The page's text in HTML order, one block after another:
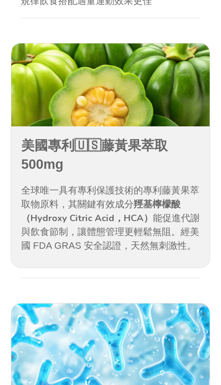
美國專利🇺🇸藤黃果萃取
500mg
全球唯一具有專利保護技術的專利藤黃果萃
取物原料，其關鍵有效成分羥基檸檬酸
（Hydroxy Citric Acid，HCA） 能促進代謝
與飲食節制，讓體態管理更輕鬆無阻。經美
國 FDA GRAS 安全認證，天然無刺激性。